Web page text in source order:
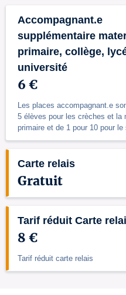
Accompagnant.e
supplémentaire
primaire, collège,
université
6 €
Les places accompagnant.e
5 élèves pour les crèches et la
primaire et de 1 pour 10 pour
Carte relais
Gratuit
Tarif réduit Carte
8 €
Tarif réduit carte relais